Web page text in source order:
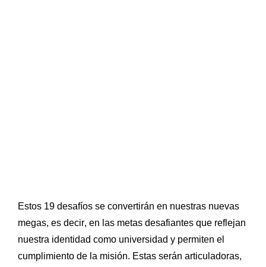
Estos 19 desafíos se convertirán en nuestras nuevas
megas, es decir, en las metas desafiantes que reflejan
nuestra identidad como universidad y permiten el
cumplimiento de la misión. Estas serán articuladoras,